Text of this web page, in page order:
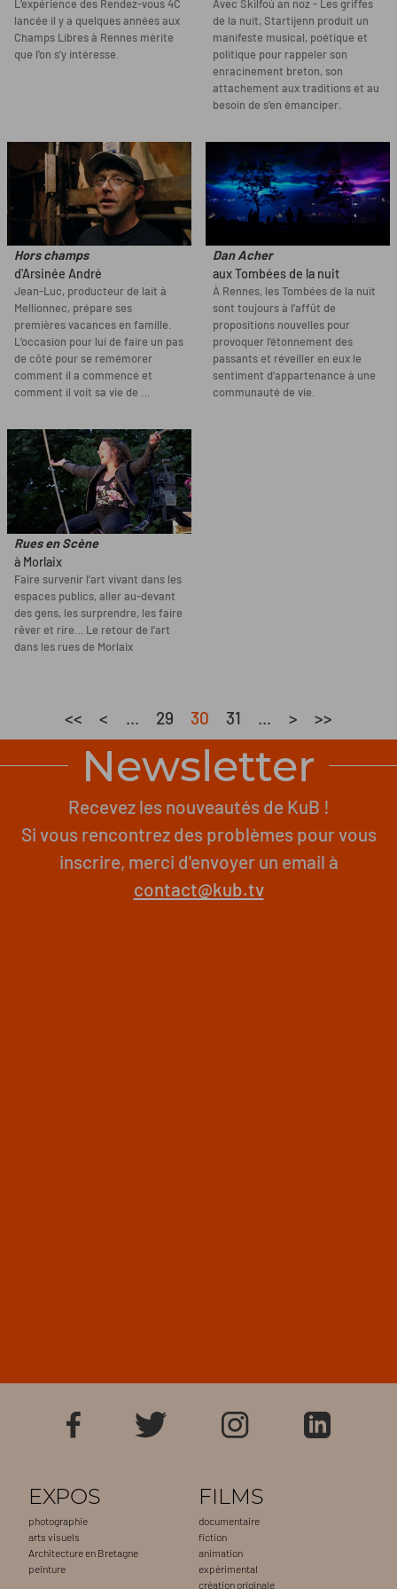
L’expérience des Rendez-vous 4C
lancée il y a quelques années aux
Champs Libres à Rennes mérite
que l’on s’y intéresse.
Avec Skilfoù an noz - Les griffes
de la nuit, Startijenn produit un
manifeste musical, poétique et
politique pour rappeler son
enracinement breton, son
attachement aux traditions et au
besoin de s’en émanciper.
Hors champs
d'Arsinée André
Jean-Luc, producteur de lait à
Mellionnec, prépare ses
premières vacances en famille.
L’occasion pour lui de faire un pas
de côté pour se remémorer
comment il a commencé et
comment il voit sa vie de …
Dan Acher
aux Tombées de la nuit
À Rennes, les Tombées de la nuit
sont toujours à l’affût de
propositions nouvelles pour
provoquer l'étonnement des
passants et réveiller en eux le
sentiment d’appartenance à une
communauté de vie.
Rues en Scène
à Morlaix
Faire survenir l’art vivant dans les
espaces publics, aller au-devant
des gens, les surprendre, les faire
rêver et rire… Le retour de l’art
dans les rues de Morlaix
<< < ... 29 30 31 ... > >>
Newsletter
Recevez les nouveautés de KuB !
Si vous rencontrez des problèmes pour vous
inscrire, merci d'envoyer un email à
contact@kub.tv
EXPOS
photographie
arts visuels
Architecture en Bretagne
peinture
FILMS
documentaire
fiction
animation
expérimental
création originale